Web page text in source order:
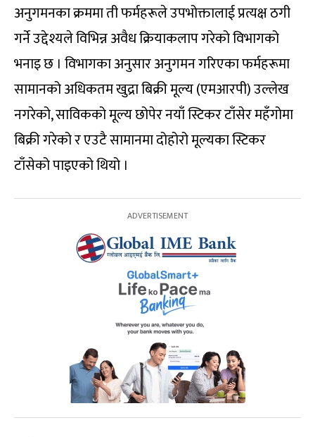
अनुगमनका क्रममा ती फर्महरूले उपभोक्तालाई प्रत्यक्ष ठगी
गर्ने उद्देश्यले विभिन्न अवैध क्रियाकलाप गरेको विभागको
भनाइ छ । विभागका अनुसार अनुगमन गरिएका फर्महरूमा
सामानको अधिकतम खुद्रा बिक्री मूल्य (एमआरपी) उल्लेख
नगरेको, साविकको मूल्य छोपेर नयाँ स्टिकर टाँसेर महँगोमा
बिक्री गरेको र एउटै सामानमा दोहोरो मूल्यका स्टिकर
टाँसेको पाइएको थियो ।